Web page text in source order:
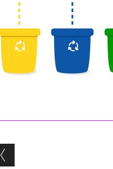
Post navigation